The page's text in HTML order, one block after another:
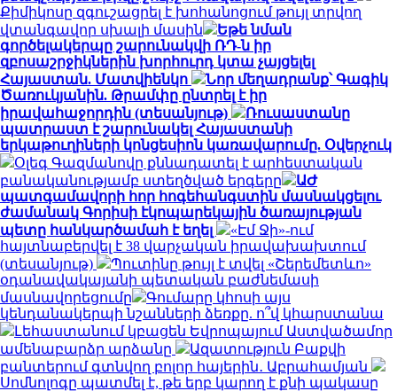
Քիմիկոսը զգուշացրել է խոհանոցում թույլ տրվող
վտանգավոր սխալի մասին
Եթե նման
գործելակերպը շարունակվի ՌԴ-ն իր
զբոսաշրջիկներին խորհուրդ կտա չայցելել
Հայաստան. Մատվիենկո
Նոր մեղադրանք՝ Գագիկ
Ծառուկյանին. Թրամփը ընտրել է իր
իրավահաջորդին (տեսանյութ)
Ռուսաստանը
պատրաստ է շարունակել Հայաստանի
երկաթուղիների կոնցեսիոն կառավարումը. Օվերչուկ
Օլեգ Գազմանովը քննադատել է արհեստական
բանականությամբ ստեղծված երգերը
ԱԺ
պատգամավորի հոր հոգեհանգստին մասնակցելու
ժամանակ Գորիսի էկոպարեկային ծառայության
պետը հանկարծամահ է եղել
«Էմ Ջի»-ում
հայտնաբերվել է 38 վարչական իրավախախտում
(տեսանյութ)
Պուտինը թույլ է տվել «Շերեմետևո»
օդանավակայանի պետական բաժնեմասի
մասնավորեցումը
Գումարը կհոսի այս
կենդանակերպի նշանների ձեռքը. ո՞վ կհարստանա
Լեհաստանում կբացեն Եվրոպայում Աստվածամոր
ամենաբարձր արձանը
Ազատություն Բաքվի
բանտերում գտնվող բոլոր հայերին․ Աբրահամյան
Սոմնոլոգը պատմել է, թե երբ կարող է քնի պակասը